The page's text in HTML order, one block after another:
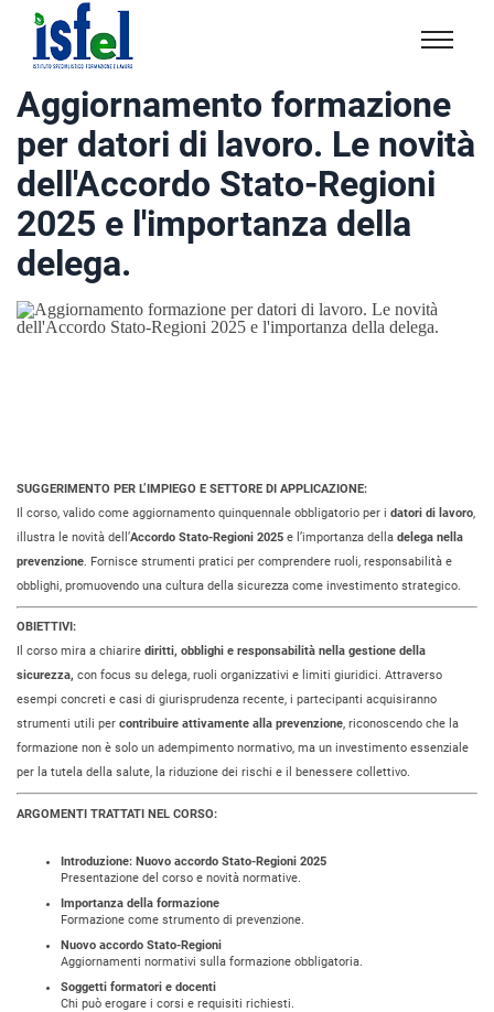
Isfel
Istituto
specialistico
formazione
e
lavoro
Aggiornamento formazione
per datori di lavoro. Le novità
dell'Accordo Stato-Regioni
2025 e l'importanza della
delega.
SUGGERIMENTO PER L’IMPIEGO E SETTORE DI APPLICAZIONE:
Il corso, valido come aggiornamento quinquennale obbligatorio per i datori di lavoro,
illustra le novità dell’Accordo Stato-Regioni 2025 e l’importanza della delega nella
prevenzione. Fornisce strumenti pratici per comprendere ruoli, responsabilità e
obblighi, promuovendo una cultura della sicurezza come investimento strategico.
OBIETTIVI:
Il corso mira a chiarire diritti, obblighi e responsabilità nella gestione della
sicurezza, con focus su delega, ruoli organizzativi e limiti giuridici. Attraverso
esempi concreti e casi di giurisprudenza recente, i partecipanti acquisiranno
strumenti utili per contribuire attivamente alla prevenzione, riconoscendo che la
formazione non è solo un adempimento normativo, ma un investimento essenziale
per la tutela della salute, la riduzione dei rischi e il benessere collettivo.
ARGOMENTI TRATTATI NEL CORSO:
Introduzione: Nuovo accordo Stato-Regioni 2025
Presentazione del corso e novità normative.
Importanza della formazione
Formazione come strumento di prevenzione.
Nuovo accordo Stato-Regioni
Aggiornamenti normativi sulla formazione obbligatoria.
Soggetti formatori e docenti
Chi può erogare i corsi e requisiti richiesti.